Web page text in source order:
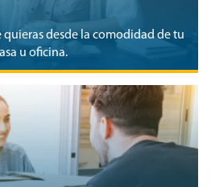
desde la comodidad de tu
u oficina.